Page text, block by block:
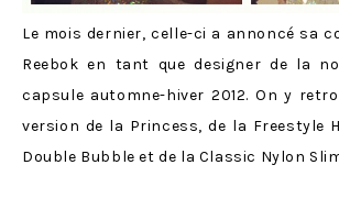
Le mois dernier, celle-ci a annoncé sa
Reebok en tant que designer de la
capsule automne-hiver 2012. On y
version de la Princess, de la Freestyle
Double Bubble et de la Classic Nylon